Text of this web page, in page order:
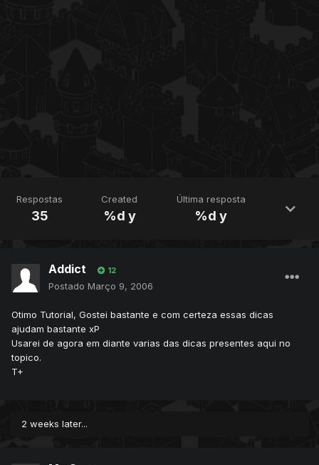
Respostas
35
Created
%d y
Última resposta
%d y
Addict 12
Postado Março 9, 2006
Otimo Tutorial, Gostei bastante e com certeza essas dicas
ajudam bastante xP
Usarei de agora em diante varias das dicas presentes aqui no
topico.
T+
2 weeks later...